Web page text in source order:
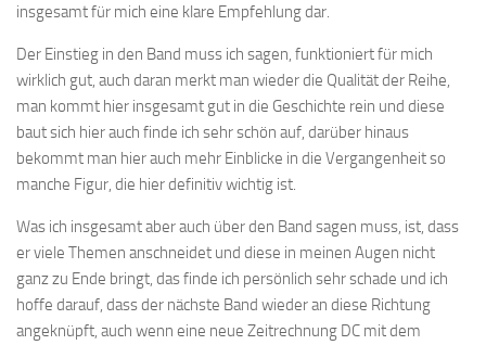
insgesamt für mich eine klare Empfehlung dar.
Der Einstieg in den Band muss ich sagen, funktioniert für mich
wirklich gut, auch daran merkt man wieder die Qualität der Reihe,
man kommt hier insgesamt gut in die Geschichte rein und diese
baut sich hier auch finde ich sehr schön auf, darüber hinaus
bekommt man hier auch mehr Einblicke in die Vergangenheit so
manche Figur, die hier definitiv wichtig ist.
Was ich insgesamt aber auch über den Band sagen muss, ist, dass
er viele Themen anschneidet und diese in meinen Augen nicht
ganz zu Ende bringt, das finde ich persönlich sehr schade und ich
hoffe darauf, dass der nächste Band wieder an diese Richtung
angeknüpft, auch wenn eine neue Zeitrechnung DC mit dem